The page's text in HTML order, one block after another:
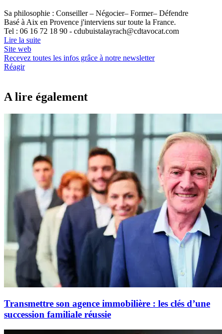
Sa philosophie : Conseiller – Négocier– Former– Défendre
Basé à Aix en Provence j'interviens sur toute la France.
Tel : 06 16 72 18 90 - cdubuistalayrach@cdtavocat.com
Lire la suite
Site web
Recevez toutes les infos grâce à notre newsletter
Réagir
A lire également
Transmettre son agence immobilière : les clés d’une
succession familiale réussie